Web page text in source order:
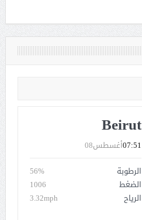
Beirut
أغسطس0807:51
الرطوبة
56%
الضغط
1006
الرياح
3.32mph